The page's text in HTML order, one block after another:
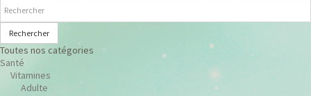
Rechercher
Toutes nos catégories
Santé
Vitamines
Adulte